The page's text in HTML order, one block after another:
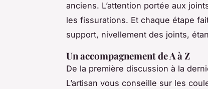
anciens. L’attention portée aux
les fissurations. Et chaque étape
support, nivellement des joints,
Un accompagnement de A à Z
De la première discussion à la
L’artisan vous conseille sur les